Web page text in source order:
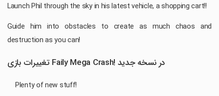
Launch Phil through the sky in his latest vehicle, a shopping cart!!
Guide him into obstacles to create as much chaos and
destruction as you can!
تغییرات بازی Faily Mega Crash! در نسخه جدید
Plenty of new stuff!